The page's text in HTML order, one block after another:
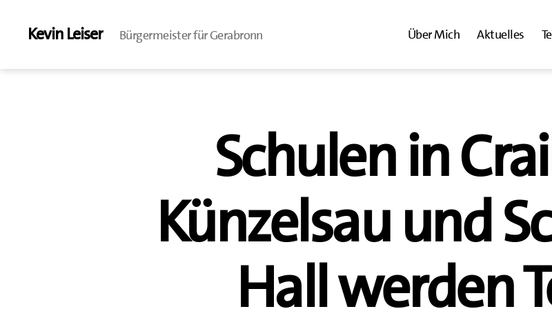
Kevin Leiser Bürgermeister für Gerabronn Über Mich Aktuelles
Schulen in
Künzelsau und
Hall werden